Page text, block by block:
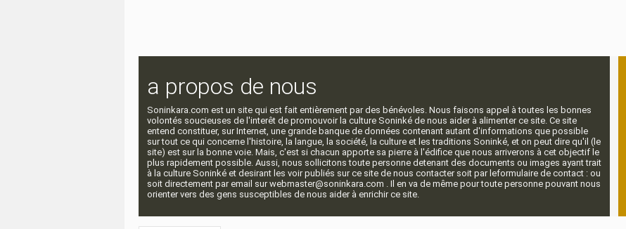
a propos de nous
Soninkara.com est un site qui est fait entièrement par des bénévoles. Nous faisons appel à toutes les bonnes
volontés soucieuses de l'interêt de promouvoir la culture Soninké de nous aider à alimenter ce site. Ce site
entend constituer, sur Internet, une grande banque de données contenant autant d'informations que possible
sur tout ce qui concerne l'histoire, la langue, la société, la culture et les traditions Soninké, et on peut dire qu'il (le
site) est sur la bonne voie. Mais, c'est si chacun apporte sa pierre à l'édifice que nous arriverons à cet objectif le
plus rapidement possible. Aussi, nous sollicitons toute personne detenant des documents ou images ayant trait
à la culture Soninké et desirant les voir publiés sur ce site de nous contacter soit par leformulaire de contact : ou
soit directement par email sur webmaster@soninkara.com . Il en va de même pour toute personne pouvant nous
orienter vers des gens susceptibles de nous aider à enrichir ce site.